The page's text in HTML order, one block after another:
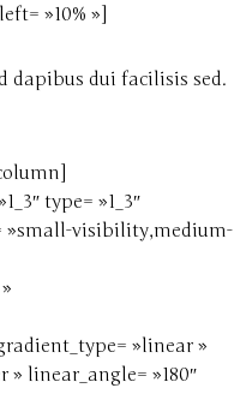
»10% »]
dapibus dui facilisis sed.
type= »1_3″
»small-visibility,medium-
»linear »
linear_angle= »180″